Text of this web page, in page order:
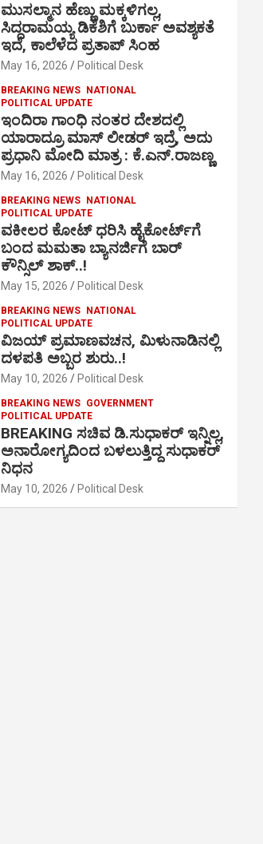
ಮುಸಲ್ಮಾನ ಹೆಣ್ಣು ಮಕ್ಕಳಿಗಲ್ಲ,
ಸಿದ್ದರಾಮಯ್ಯ ಡಿಕೆಶಿಗೆ ಬುರ್ಕಾ ಅವಶ್ಯಕತೆ
ಇದೆ, ಕಾಲೆಳೆದ ಪ್ರತಾಪ್ ಸಿಂಹ
May 16, 2026 Political Desk
BREAKING NEWS
NATIONAL
POLITICAL UPDATE
ಇಂದಿರಾ ಗಾಂಧಿ ನಂತರ ದೇಶದಲ್ಲಿ
ಯಾರಾದ್ರೂ ಮಾಸ್ ಲೀಡರ್ ಇದ್ರೆ, ಅದು
ಪ್ರಧಾನಿ ಮೋದಿ ಮಾತ್ರ : ಕೆ.ಎನ್.ರಾಜಣ್ಣ
May 16, 2026 Political Desk
BREAKING NEWS
NATIONAL
POLITICAL UPDATE
ವಕೀಲರ ಕೋಟ್ ಧರಿಸಿ ಹೈಕೋರ್ಟ್​ಗೆ
ಬಂದ ಮಮತಾ ಬ್ಯಾನರ್ಜಿಗೆ ಬಾರ್
ಕೌನ್ಸಿಲ್ ಶಾಕ್..!
May 15, 2026 Political Desk
BREAKING NEWS
NATIONAL
POLITICAL UPDATE
ವಿಜಯ್ ಪ್ರಮಾಣವಚನ, ಮಿಳುನಾಡಿನಲ್ಲಿ
ದಳಪತಿ ಅಬ್ಬರ ಶುರು..!
May 10, 2026 Political Desk
BREAKING NEWS GOVERNMENT
POLITICAL UPDATE
BREAKING ಸಚಿವ ಡಿ.ಸುಧಾಕರ್ ಇನ್ನಿಲ್ಲ,
ಅನಾರೋಗ್ಯದಿಂದ ಬಳಲುತ್ತಿದ್ದ ಸುಧಾಕರ್
ನಿಧನ
May 10, 2026 Political Desk